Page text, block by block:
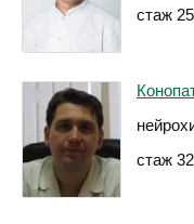
стаж
стаж